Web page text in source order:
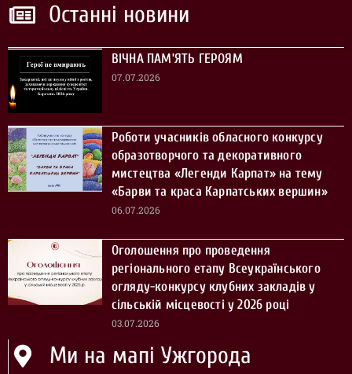
Останні новини
ВІЧНА ПАМ’ЯТЬ ГЕРОЯМ
07.07.2026
Роботи учасників обласного конкурсу
образотворчого та декоративного
мистецтва «Легенди Карпат» на тему
«Барви та краса Карпатських вершин»
06.07.2026
Оголошення про проведення
регіонального етапу Всеукраїнського
огляду-конкурсу клубних закладів у
сільській місцевості у 2026 році
03.07.2026
Ми на мапі Ужгорода